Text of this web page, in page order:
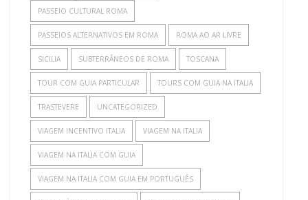
PASSEIO CULTURAL ROMA
PASSEIOS ALTERNATIVOS EM ROMA ROMA AO AR LIVRE
SICILIA SUBTERRÂNEOS DE ROMA TOSCANA
TOUR COM GUIA PARTICULAR TOURS COM GUIA NA ITALIA
TRASTEVERE UNCATEGORIZED
VIAGEM INCENTIVO ITALIA VIAGEM NA ITALIA
VIAGEM NA ITALIA COM GUIA
VIAGEM NA ITALIA COM GUIA EM PORTUGUÊS